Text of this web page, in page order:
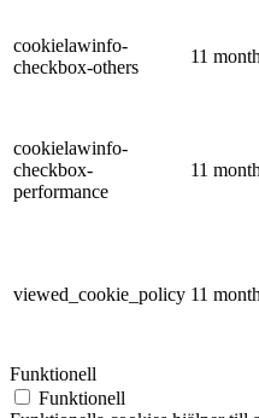
cookielawinfo-
checkbox-others
11
cookielawinfo-
checkbox-
performance
11
viewed_cookie_policy 11
Funktionell
Funktionell